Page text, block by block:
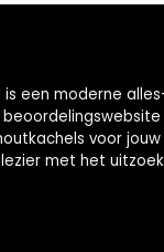
een moderne
voor
met het